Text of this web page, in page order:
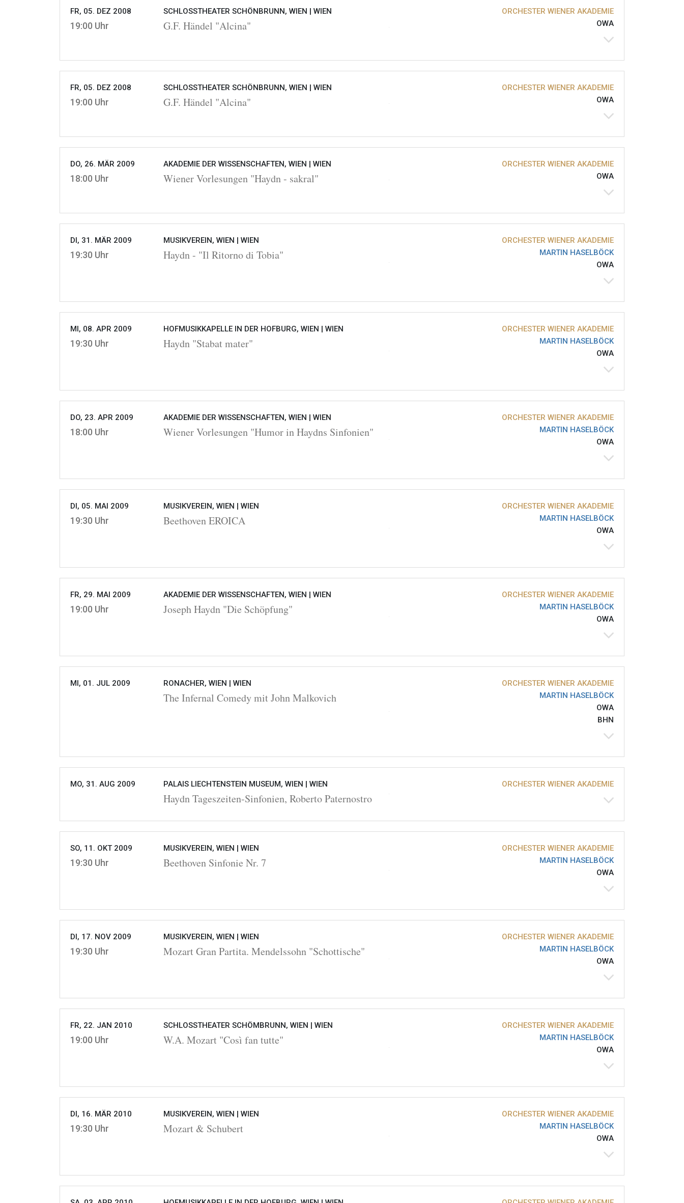
FR, 05. DEZ 2008
19:00 Uhr
SCHLOSSTHEATER SCHÖNBRUNN, WIEN | WIEN
G.F. Händel "Alcina"
ORCHESTER WIENER AKADEMIE
OWA
FR, 05. DEZ 2008
19:00 Uhr
SCHLOSSTHEATER SCHÖNBRUNN, WIEN | WIEN
G.F. Händel "Alcina"
ORCHESTER WIENER AKADEMIE
OWA
DO, 26. MÄR 2009
18:00 Uhr
AKADEMIE DER WISSENSCHAFTEN, WIEN | WIEN
Wiener Vorlesungen "Haydn - sakral"
ORCHESTER WIENER AKADEMIE
OWA
DI, 31. MÄR 2009
19:30 Uhr
MUSIKVEREIN, WIEN | WIEN
Haydn - "Il Ritorno di Tobia"
ORCHESTER WIENER AKADEMIE
MARTIN HASELBÖCK
OWA
MI, 08. APR 2009
19:30 Uhr
HOFMUSIKKAPELLE IN DER HOFBURG, WIEN | WIEN
Haydn "Stabat mater"
ORCHESTER WIENER AKADEMIE
MARTIN HASELBÖCK
OWA
DO, 23. APR 2009
18:00 Uhr
AKADEMIE DER WISSENSCHAFTEN, WIEN | WIEN
Wiener Vorlesungen "Humor in Haydns Sinfonien"
ORCHESTER WIENER AKADEMIE
MARTIN HASELBÖCK
OWA
DI, 05. MAI 2009
19:30 Uhr
MUSIKVEREIN, WIEN | WIEN
Beethoven EROICA
ORCHESTER WIENER AKADEMIE
MARTIN HASELBÖCK
OWA
FR, 29. MAI 2009
19:00 Uhr
AKADEMIE DER WISSENSCHAFTEN, WIEN | WIEN
Joseph Haydn "Die Schöpfung"
ORCHESTER WIENER AKADEMIE
MARTIN HASELBÖCK
OWA
MI, 01. JUL 2009 RONACHER, WIEN | WIEN
The Infernal Comedy mit John Malkovich
ORCHESTER WIENER AKADEMIE
MARTIN HASELBÖCK
OWA
BHN
MO, 31. AUG 2009 PALAIS LIECHTENSTEIN MUSEUM, WIEN | WIEN
Haydn Tageszeiten-Sinfonien, Roberto Paternostro
ORCHESTER WIENER AKADEMIE
SO, 11. OKT 2009
19:30 Uhr
MUSIKVEREIN, WIEN | WIEN
Beethoven Sinfonie Nr. 7
ORCHESTER WIENER AKADEMIE
MARTIN HASELBÖCK
OWA
DI, 17. NOV 2009
19:30 Uhr
MUSIKVEREIN, WIEN | WIEN
Mozart Gran Partita. Mendelssohn "Schottische"
ORCHESTER WIENER AKADEMIE
MARTIN HASELBÖCK
OWA
FR, 22. JAN 2010
19:00 Uhr
SCHLOSSTHEATER SCHÖMBRUNN, WIEN | WIEN
W.A. Mozart "Così fan tutte"
ORCHESTER WIENER AKADEMIE
MARTIN HASELBÖCK
OWA
DI, 16. MÄR 2010
19:30 Uhr
MUSIKVEREIN, WIEN | WIEN
Mozart & Schubert
ORCHESTER WIENER AKADEMIE
MARTIN HASELBÖCK
OWA